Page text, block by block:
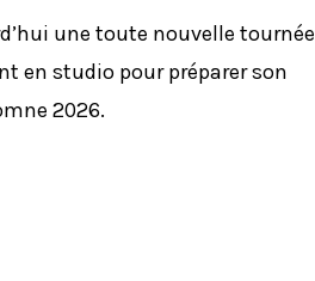
une toute nouvelle tournée
en studio pour préparer son
2026.